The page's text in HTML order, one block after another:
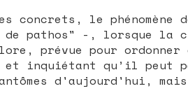
concrets, le
de pathos" -, lorsque
prévue pour ordonner
et inquiétant qu’il peut
d'aujourd'hui,